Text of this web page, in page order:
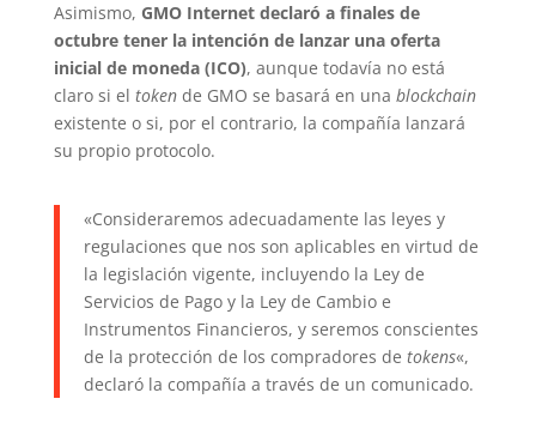
Asimismo, GMO Internet declaró a finales de
octubre tener la intención de lanzar una oferta
inicial de moneda (ICO), aunque todavía no está
claro si el tokende GMO se basará en una blockchain
existente o si, por el contrario, la compañía lanzará
su propio protocolo.
«Consideraremos adecuadamente las leyes y
regulaciones que nos son aplicables en virtud de
la legislación vigente, incluyendo la Ley de
Servicios de Pago y la Ley de Cambio e
Instrumentos Financieros, y seremos conscientes
de la protección de los compradores de tokens«,
declaró la compañía a través de un comunicado.